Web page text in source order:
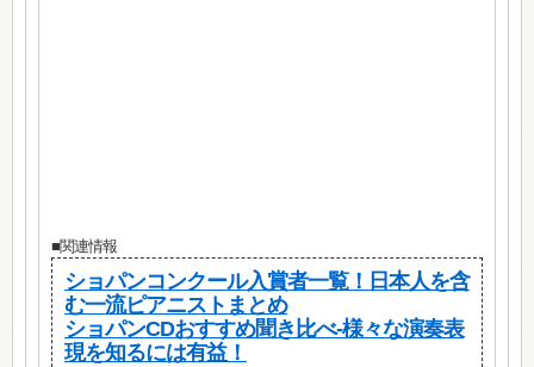
■関連情報
ショパンコンクール入賞者一覧！日本人を含
む一流ピアニストまとめ
ショパンCDおすすめ聞き比べ-様々な演奏表
現を知るには有益！